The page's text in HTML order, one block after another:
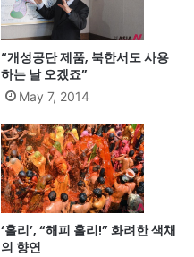
“개성공단 제품, 북한서도 사용
하는 날 오겠죠”
May 7, 2014
‘홀리’, “해피 홀리!” 화려한 색채
의 향연